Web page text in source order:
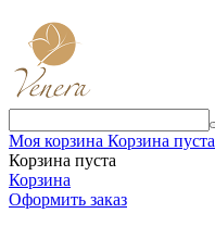
Моя корзина Корзина пуста
Корзина пуста
Корзина
Оформить заказ